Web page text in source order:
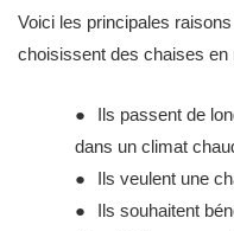
Voici les principales
choisissent des chaises en
●
Ils passent de
dans un climat
●
Ils veulent une
●
Ils souhaitent